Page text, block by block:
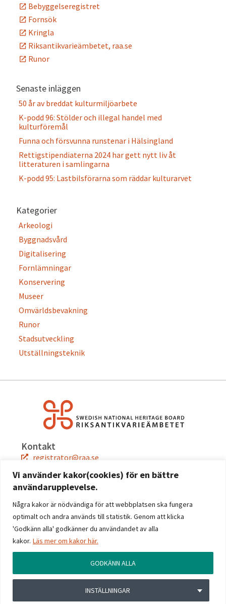
Vi använder kakor(cookies) för en bättre
användarupplevelse.
Några kakor är nödvändiga för att webbplatsen ska fungera
optimalt och andra används till statistik. Genom att klicka
'Godkänn alla' godkänner du användandet av alla
kakor. Läs mer om kakor här.
INSTÄLLNINGAR
GODKÄNN ALLA
Bebyggelseregistret
Fornsök
Kringla
Riksantikvarieämbetet, raa.se
Runor
Senaste inläggen
50 år av breddat kulturmiljöarbete
K-podd 96: Stölder och illegal handel med
kulturföremål
Funna och försvunna runstenar i Hälsingland
Rettigstipendiaterna 2024 har gett nytt liv åt
litteraturen i samlingarna
K-podd 95: Lastbilsförarna som räddar kulturarvet
Kategorier
Arkeologi
Byggnadsvård
Digitalisering
Fornlämningar
Konservering
Museer
Omvärldsbevakning
Runor
Stadsutveckling
Utställningsteknik
Kontakt
registrator@raa.se
08-5191 80 00
Snabblänkar
Jobba hos oss
Press
Kontakta oss
Följ oss
Linkedin